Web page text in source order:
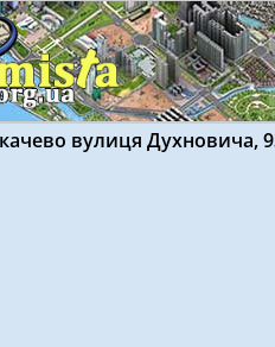
вулиця Духновича,